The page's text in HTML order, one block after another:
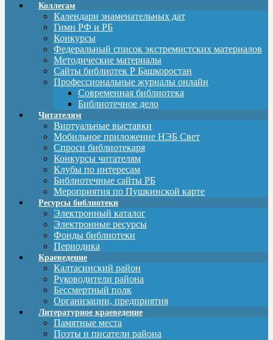
Коллегам
Календари знаменательных дат
Гимн РФ и РБ
Конкурсы
Федеральный список экстремистских материалов
Методические материалы
Сайты библиотек Р Башкоростан
Профессиональные журналы онлайн
Современная библиотека
Библиотечное дело
Читателям
Виртуальные выставки
Мобильное приложение НЭБ Свет
Спроси библиотекаря
Конкурсы читателям
Клубы по интересам
Библиотечные сайты РБ
Мероприятия по Пушкинской карте
Ресурсы библиотеки
Электронный каталог
Электронные ресурсы
Фонды библиотеки
Периодика
Краеведение
Калтасинский район
Руководители района
Бессмертный полк
Организации, предприятия
Литературное краеведение
Памятные места
Поэты и писатели района